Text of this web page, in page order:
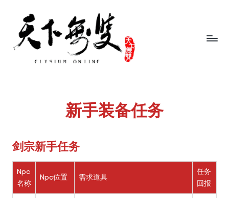
content
武
侠
典，
重
新手装备任务
剑宗新手任务
Npc
名称
Npc位置 需求道具
任务
回报